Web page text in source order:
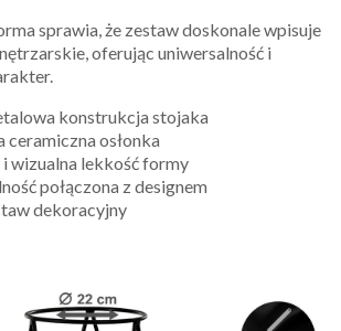
sprawia, że zestaw doskonale wpisuje
oferując uniwersalność i
konstrukcja stojaka
ceramiczna osłonka
i wizualna lekkość formy
połączona z designem
dekoracyjny